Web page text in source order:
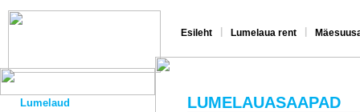
Esileht Lumelaua rent
Lumelaud
LUMELAUASAAPAD